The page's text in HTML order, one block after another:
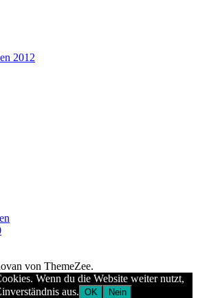
2012
von ThemeZee.
Wenn du die Website weiter nutzt,
aus. OK Nein